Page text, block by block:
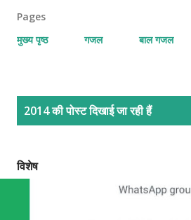
Pages
मुख्य पृष्ठ
गजल बाल गजल
2014 की पोस्ट दिखाई जा रही हैं
विशेष